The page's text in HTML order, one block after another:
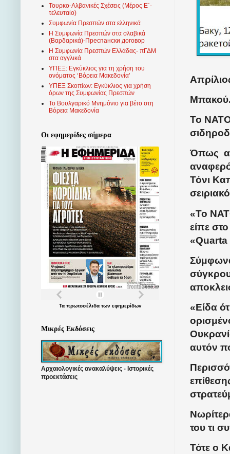
Το
Όπως
Τόνι
«Το
είπε
«Είδα
αυτόν
του τι
Τότε ο
Τουρκο-Αλβανικές Σχέσεις (Μέρος Ε΄-
τελευταίο)
Συμφωνία Πρεσπών στα ελληνικά
Η Συμφωνία Πρεσπών στα σλαβικά
(Βαρδαρικά)-Преспански договор
Η Συμφωνία Πρεσπών Ελλάδας- πΓΔΜ
στα αγγλικά
ΥΠΕΞ: Εγκύκλιος για τη χρήση του
ονόματος ‘Βόρεια Μακεδονία’
ΥΠΕΞ Σκοπίων: Εγκύκλιος για χρήση
όρων της Συμφωνίας Πρεσπών
Το Βουλγαρικό Μνημόνιο για βέτο στη
Βόρεια Μακεδονία
Οι εφημερίδες σήμερα
Τα πρωτοσέλιδατων εφημερίδων
Μικρές Εκδόσεις
Αρχαιολογικές ανακαλύψεις - Ιστορικές
προεκτάσεις